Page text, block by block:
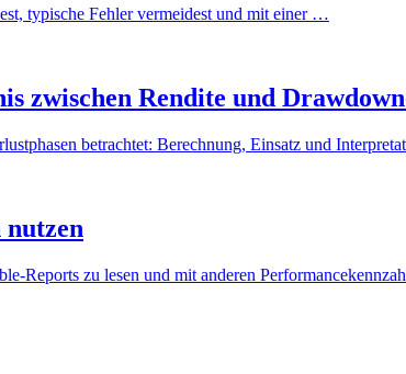
typische Fehler vermeidest und mit einer …
zwischen Rendite und
betrachtet: Berechnung, Einsatz und
nutzen
Reports zu lesen und mit anderen